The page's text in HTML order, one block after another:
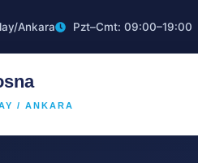
Ankara Pzt–Cmt: 09:00–19:00
/ ANKARA